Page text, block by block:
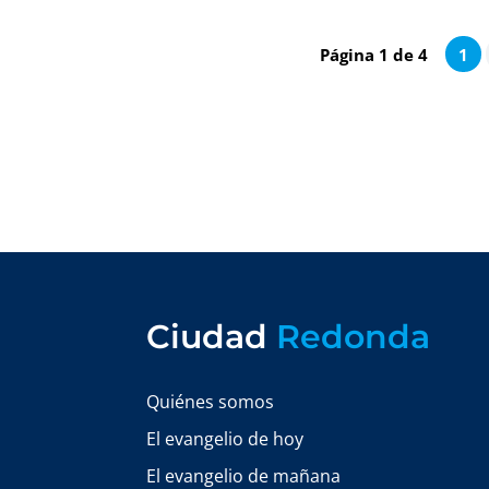
Página 1 de 4 1
Ciudad Redonda
Quiénes somos
El evangelio de hoy
El evangelio de mañana